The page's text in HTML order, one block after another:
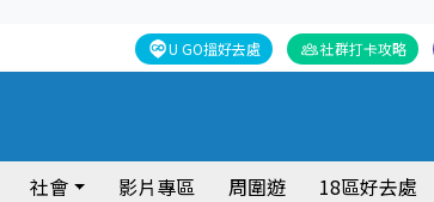
社群打卡攻略
U GO搵好去處
社會 影片專區 周圍遊 18區好去處